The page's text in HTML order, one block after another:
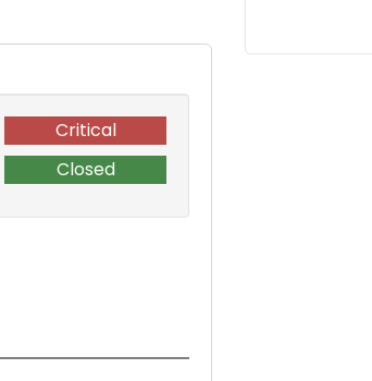
Critical
Closed